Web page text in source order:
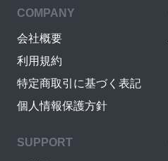
COMPANY
会社概要
利用規約
特定商取引に基づく表記
個人情報保護方針
SUPPORT